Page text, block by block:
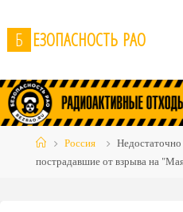
to
content
Б ЕЗОПАСНОСТЬ РАО
HomeРоссия
пострадавшие от взрыва на